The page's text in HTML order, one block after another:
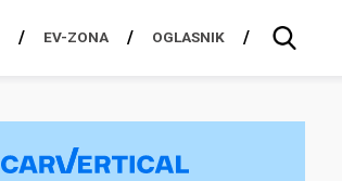
EV-ZONA OGLASNIK